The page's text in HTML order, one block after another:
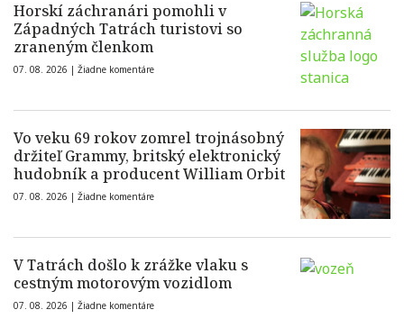
Horskí záchranári pomohli v
Západných Tatrách turistovi so
zraneným členkom
07. 08. 2026 | Žiadne komentáre
Vo veku 69 rokov zomrel trojnásobný
držiteľ Grammy, britský elektronický
hudobník a producent William Orbit
07. 08. 2026 | Žiadne komentáre
V Tatrách došlo k zrážke vlaku s
cestným motorovým vozidlom
07. 08. 2026 | Žiadne komentáre